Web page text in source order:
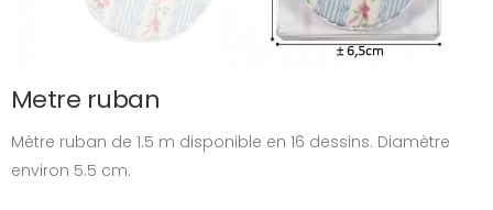
Metre ruban
Mètre ruban de 1.5 m disponible en 16 dessins. Diamètre
environ 5.5 cm.